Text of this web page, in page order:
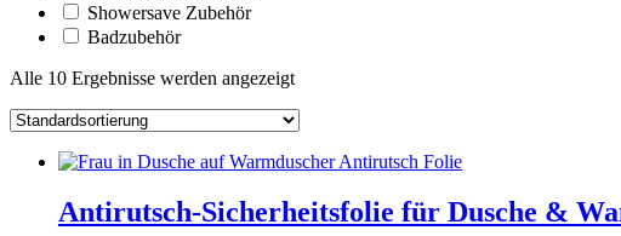
Showersave Zubehör
Badzubehör
Alle 10 Ergebnisse werden angezeigt
Antirutsch-Sicherheitsfolie für Dusche &